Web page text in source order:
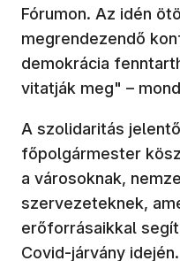
Fórumon. Az idén
megrendezendő
demokrácia
vitatják meg" –
A szolidaritás
főpolgármester
a városoknak,
szervezeteknek,
erőforrásaikkal
Covid-járvány